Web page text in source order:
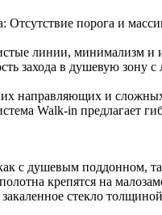
Отсутствие порога и
линии, минимализм и
захода в душевую
направляющих и
Walk-in предлагает
с душевым поддонном,
крепятся на
закаленное стекло